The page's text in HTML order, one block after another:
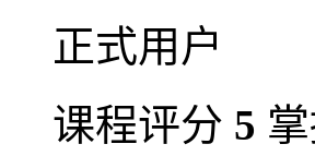
正式用户
课程评分 5